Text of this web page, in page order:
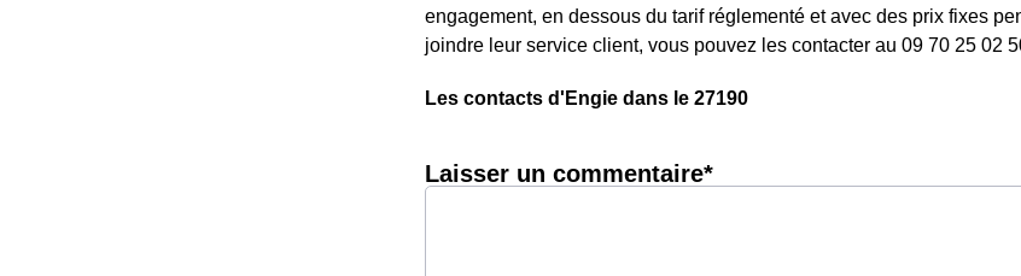
engagement, en dessous du tarif réglementé et avec des prix fixes
joindre leur service client, vous pouvez les contacter au 09 70 25 02
Les contacts d'Engie dans le 27190
Laisser un commentaire*